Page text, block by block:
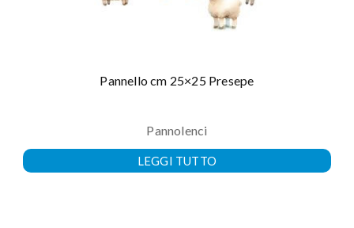
Pannello cm 25×25 Presepe
Pannolenci
LEGGI TUTTO